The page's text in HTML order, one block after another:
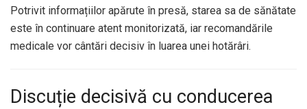
Potrivit informațiilor apărute în presă, starea sa de sănătate
este în continuare atent monitorizată, iar recomandările
medicale vor cântări decisiv în luarea unei hotărâri.
Discuție decisivă cu conducerea